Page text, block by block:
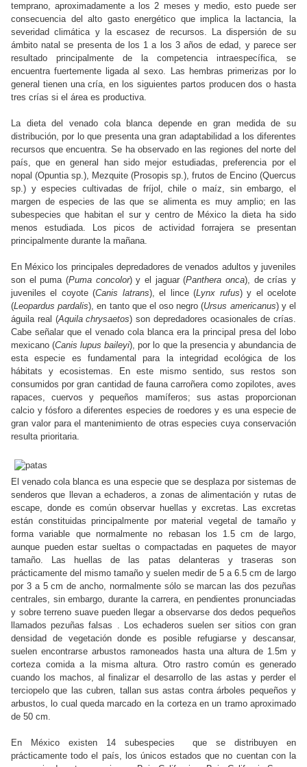
temprano, aproximadamente a los 2 meses y medio, esto puede ser
consecuencia del alto gasto energético que implica la lactancia, la
severidad climática y la escasez de recursos. La dispersión de su
ámbito natal se presenta de los 1 a los 3 años de edad, y parece ser
resultado principalmente de la competencia intraespecífica, se
encuentra fuertemente ligada al sexo. Las hembras primerizas por lo
general tienen una cría, en los siguientes partos producen dos o hasta
tres crías si el área es productiva.
La dieta del venado cola blanca depende en gran medida de su
distribución, por lo que presenta una gran adaptabilidad a los diferentes
recursos que encuentra. Se ha observado en las regiones del norte del
país, que en general han sido mejor estudiadas, preferencia por el
nopal (Opuntia sp.), Mezquite (Prosopis sp.), frutos de Encino (Quercus
sp.) y especies cultivadas de fríjol, chile o maíz, sin embargo, el
margen de especies de las que se alimenta es muy amplio; en las
subespecies que habitan el sur y centro de México la dieta ha sido
menos estudiada. Los picos de actividad forrajera se presentan
principalmente durante la mañana.
En México los principales depredadores de venados adultos y juveniles
son el puma (Puma concolor) y el jaguar (Panthera onca), de crías y
juveniles el coyote (Canis latrans), el lince (Lynx rufus) y el ocelote
(Leopardus pardalis), en tanto que el oso negro (Ursus americanus) y el
águila real (Aquila chrysaetos) son depredadores ocasionales de crías.
Cabe señalar que el venado cola blanca era la principal presa del lobo
mexicano (Canis lupus baileyi), por lo que la presencia y abundancia de
esta especie es fundamental para la integridad ecológica de los
hábitats y ecosistemas. En este mismo sentido, sus restos son
consumidos por gran cantidad de fauna carroñera como zopilotes, aves
rapaces, cuervos y pequeños mamíferos; sus astas proporcionan
calcio y fósforo a diferentes especies de roedores y es una especie de
gran valor para el mantenimiento de otras especies cuya conservación
resulta prioritaria.
El venado cola blanca es una especie que se desplaza por sistemas de
senderos que llevan a echaderos, a zonas de alimentación y rutas de
escape, donde es común observar huellas y excretas. Las excretas
están constituidas principalmente por material vegetal de tamaño y
forma variable que normalmente no rebasan los 1.5 cm de largo,
aunque pueden estar sueltas o compactadas en paquetes de mayor
tamaño. Las huellas de las patas delanteras y traseras son
prácticamente del mismo tamaño y suelen medir de 5 a 6.5 cm de largo
por 3 a 5 cm de ancho, normalmente sólo se marcan las dos pezuñas
centrales, sin embargo, durante la carrera, en pendientes pronunciadas
y sobre terreno suave pueden llegar a observarse dos dedos pequeños
llamados pezuñas falsas . Los echaderos suelen ser sitios con gran
densidad de vegetación donde es posible refugiarse y descansar,
suelen encontrarse arbustos ramoneados hasta una altura de 1.5m y
corteza comida a la misma altura. Otro rastro común es generado
cuando los machos, al finalizar el desarrollo de las astas y perder el
terciopelo que las cubren, tallan sus astas contra árboles pequeños y
arbustos, lo cual queda marcado en la corteza en un tramo aproximado
de 50 cm.
En México existen 14 subespecies que se distribuyen en
prácticamente todo el país, los únicos estados que no cuentan con la